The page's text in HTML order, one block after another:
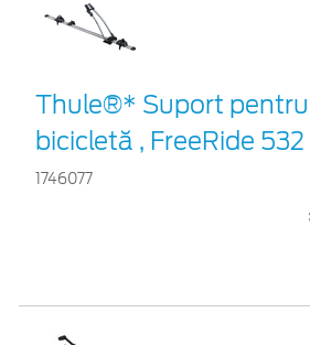
Thule®* Suport
bicicletă , FreeRide 532
1746077